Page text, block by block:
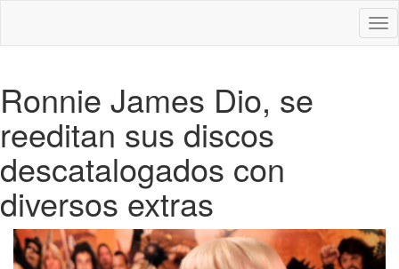
Ronnie James Dio, se
reeditan sus discos
descatalogados con
diversos extras